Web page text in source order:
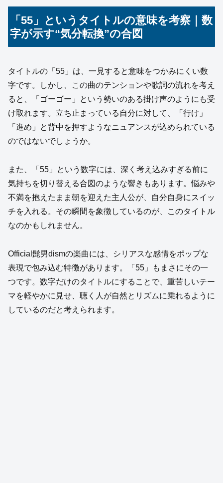
「55」というタイトルの意味を考察｜数
字が示す“気分転換”の合図
タイトルの「55」は、一見すると意味をつかみにくい数
字です。しかし、この曲のテンションや歌詞の流れを考え
ると、「ゴーゴー」という勢いのある掛け声のようにも受
け取れます。立ち止まっている自分に対して、「行け」
「進め」と背中を押すようなニュアンスが込められている
のではないでしょうか。
また、「55」という数字には、深く考え込みすぎる前に
気持ちを切り替える合図のような響きもあります。悩みや
不満を抱えたまま朝を迎えた主人公が、自分自身にスイッ
チを入れる。その瞬間を象徴しているのが、このタイトル
なのかもしれません。
Official髭男dismの楽曲には、シリアスな感情をポップな
表現で包み込む特徴があります。「55」もまさにその一
つです。数字だけのタイトルにすることで、重苦しいテー
マを軽やかに見せ、聴く人が自然とリズムに乗れるように
しているのだと考えられます。